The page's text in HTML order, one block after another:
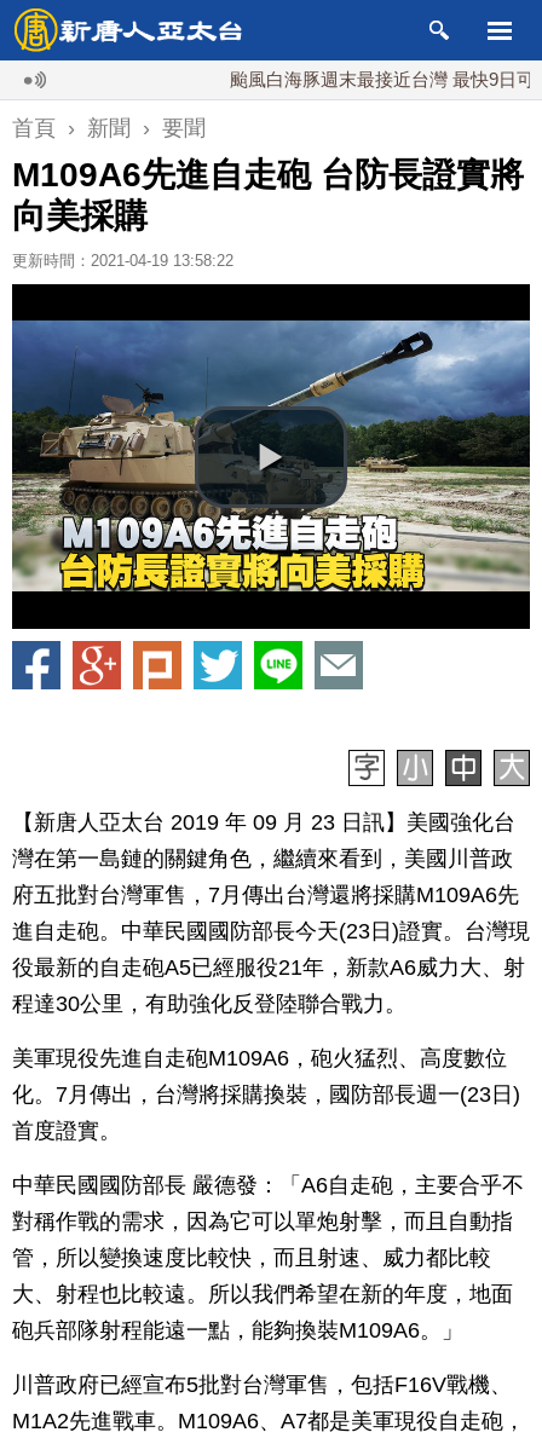
颱風白海豚週末最接近台灣 最快9日可能登
首頁 › 新聞 › 要聞
M109A6先進自走砲 台防長證實將
向美採購
更新時間：2021-04-19 13:58:22
【新唐人亞太台 2019 年 09 月 23 日訊】美國強化台
灣在第一島鏈的關鍵角色，繼續來看到，美國川普政
府五批對台灣軍售，7月傳出台灣還將採購M109A6先
進自走砲。中華民國國防部長今天(23日)證實。台灣現
役最新的自走砲A5已經服役21年，新款A6威力大、射
程達30公里，有助強化反登陸聯合戰力。
美軍現役先進自走砲M109A6，砲火猛烈、高度數位
化。7月傳出，台灣將採購換裝，國防部長週一(23日)
首度證實。
中華民國國防部長 嚴德發：「A6自走砲，主要合乎不
對稱作戰的需求，因為它可以單炮射擊，而且自動指
管，所以變換速度比較快，而且射速、威力都比較
大、射程也比較遠。所以我們希望在新的年度，地面
砲兵部隊射程能遠一點，能夠換裝M109A6。」
川普政府已經宣布5批對台灣軍售，包括F16V戰機、
M1A2先進戰車。M109A6、A7都是美軍現役自走砲，